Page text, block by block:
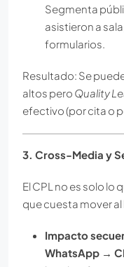
Segmenta
asistieron a
formularios.
Resultado: Se
altos pero Quality
efectivo (por cita o
3. Cross-Media y
El CPL no es solo lo
que cuesta mover
Impacto
WhatsApp →